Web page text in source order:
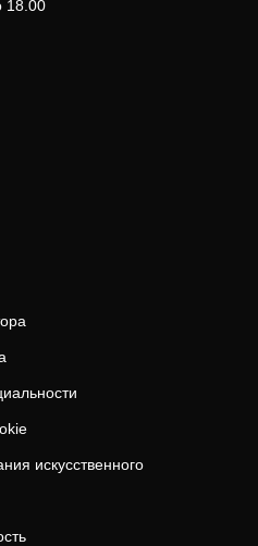
18.00
искусственного